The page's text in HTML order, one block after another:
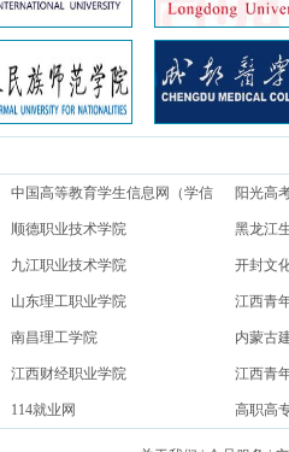
中国高等教育学生信息网（学信
网）
阳光高
顺德职业技术学院 黑龙江
九江职业技术学院 开封文
山东理工职业学院 江西青
南昌理工学院 内蒙古
江西财经职业学院 江西青
114就业网 高职高